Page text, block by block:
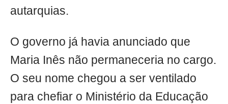
autarquias.
O governo já havia anunciado que
Maria Inês não permaneceria no cargo.
O seu nome chegou a ser ventilado
para chefiar o Ministério da Educação